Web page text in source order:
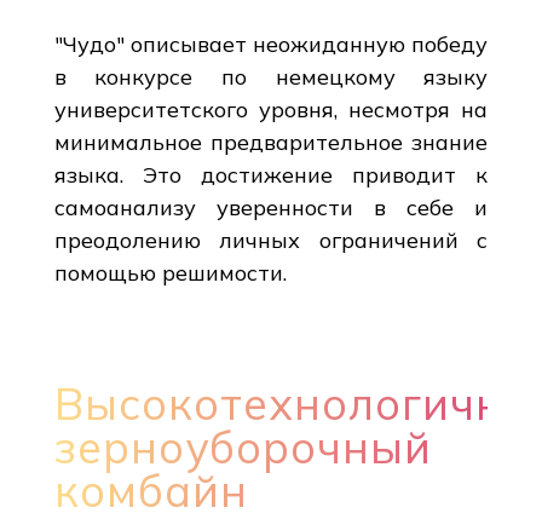
"Чудо" описывает неожиданную победу
в конкурсе по немецкому языку
университетского уровня, несмотря на
минимальное предварительное знание
языка. Это достижение приводит к
самоанализу уверенности в себе и
преодолению личных ограничений с
помощью решимости.
зерноуборочный
комбайн